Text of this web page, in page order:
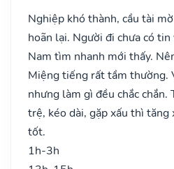
Nghiệp khó thành, cầu tài
hoãn lại. Người đi chưa có
Nam tìm nhanh mới thấy.
Miệng tiếng rất tầm thường.
nhưng làm gì đều chắc chắn.
trệ, kéo dài, gặp xấu thì
tốt.
1h-3h